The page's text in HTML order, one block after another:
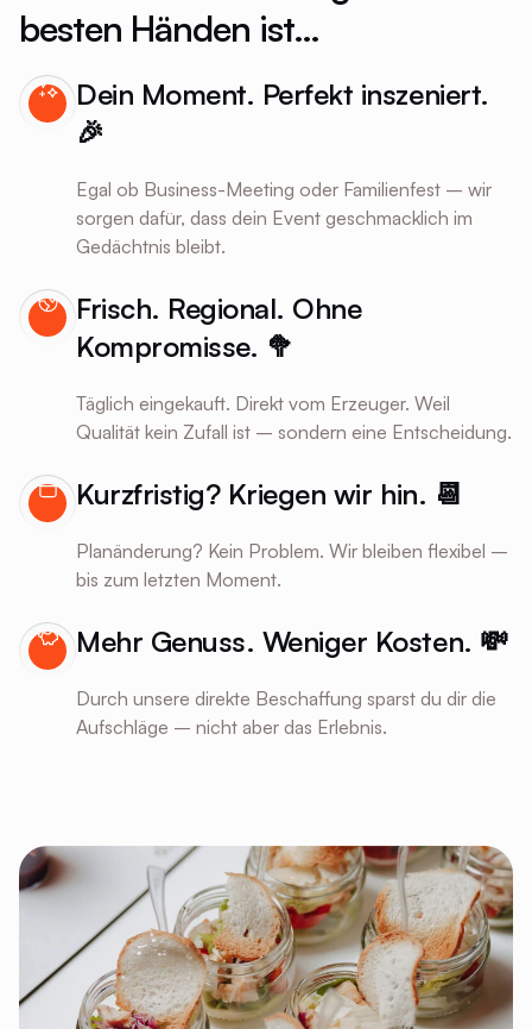
besten Händen ist…
Dein Moment. Perfekt inszeniert.
🎉
Egal ob Business-Meeting oder Familienfest – wir
sorgen dafür, dass dein Event geschmacklich im
Gedächtnis bleibt.
Frisch. Regional. Ohne
Kompromisse. 🥦
Täglich eingekauft. Direkt vom Erzeuger. Weil
Qualität kein Zufall ist – sondern eine Entscheidung.
Kurzfristig? Kriegen wir hin. 📆
Planänderung? Kein Problem. Wir bleiben flexibel –
bis zum letzten Moment.
Mehr Genuss. Weniger Kosten. 💸
Durch unsere direkte Beschaffung sparst du dir die
Aufschläge – nicht aber das Erlebnis.